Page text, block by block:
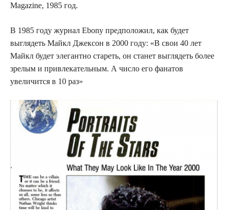
Magazine, 1985 год.
В 1985 году журнал Ebony предположил, как будет
выглядеть Майкл Джексон в 2000 году: «В свои 40 лет
Майкл будет элегантно стареть, он станет выглядеть более
зрелым и привлекательным. А число его фанатов
увеличится в 10 раз»